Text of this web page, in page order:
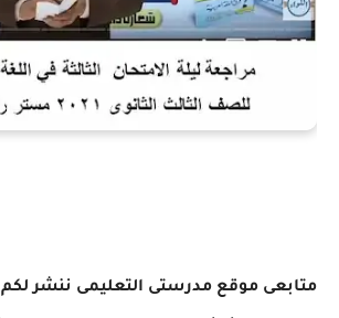
متابعى موقع مدرستى التعليمى ننشر لكم